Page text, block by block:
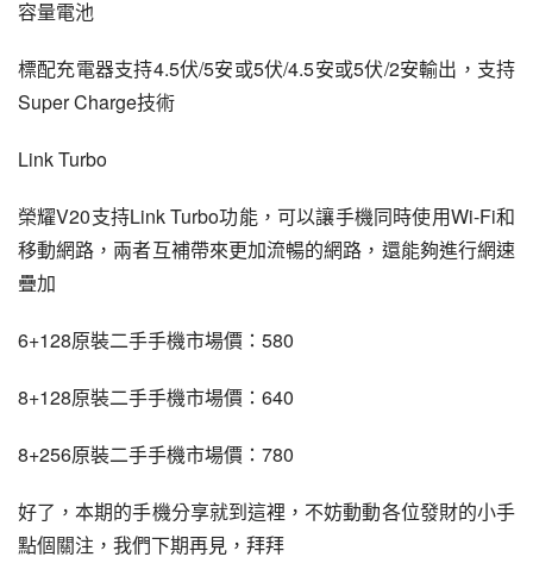
容量電池
標配充電器支持4.5伏/5安或5伏/4.5安或5伏/2安輸出，支持
Super Charge技術
Link Turbo
榮耀V20支持Link Turbo功能，可以讓手機同時使用Wi-Fi和
移動網路，兩者互補帶來更加流暢的網路，還能夠進行網速
疊加
6+128原裝二手手機市場價：580
8+128原裝二手手機市場價：640
8+256原裝二手手機市場價：780
好了，本期的手機分享就到這裡，不妨動動各位發財的小手
點個關注，我們下期再見，拜拜